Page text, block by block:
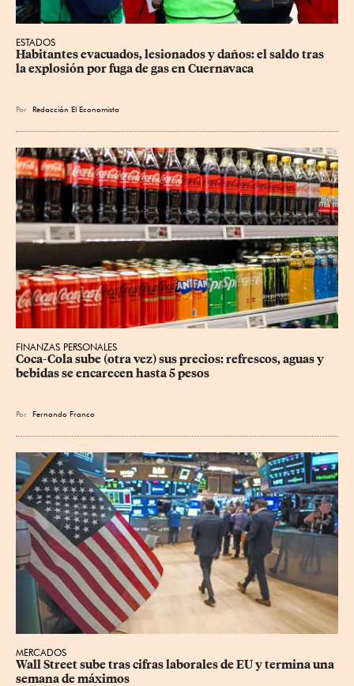
ESTADOS
Habitantes evacuados, lesionados y daños: el saldo tras
la explosión por fuga de gas en Cuernavaca
Por Redacción El Economista
FINANZAS PERSONALES
Coca-Cola sube (otra vez) sus precios: refrescos, aguas y
bebidas se encarecen hasta 5 pesos
Por Fernando Franco
MERCADOS
Wall Street sube tras cifras laborales de EU y termina una
semana de máximos